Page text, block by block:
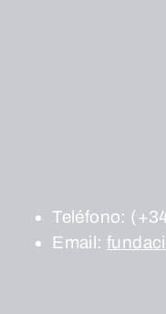
Teléfono:
Email: